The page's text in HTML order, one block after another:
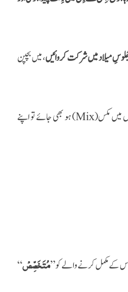
میلاد میں شرکت کروائیں، میں بچپن
میں مکس(Mix) ہو بھی جائے تو اپنے
کے مکمل کرنے والے کو ”مُتَخَصِّصْ“